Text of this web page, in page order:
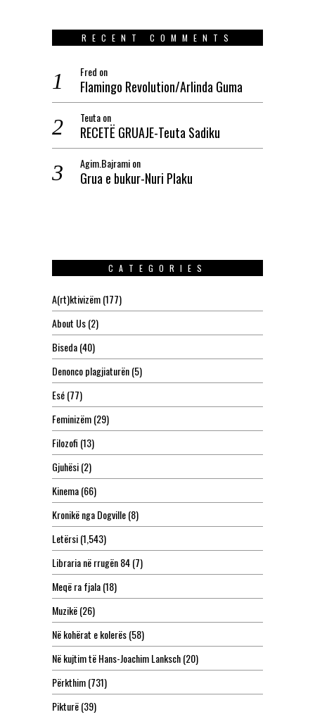
RECENT COMMENTS
Fred on
Flamingo Revolution/Arlinda Guma
Teutaon
RECETË GRUAJE-Teuta Sadiku
Agim.Bajramion
Grua e bukur-Nuri Plaku
CATEGORIES
A(rt)ktivizëm(177)
About Us(2)
Biseda(40)
Denonco plagjiaturën(5)
Esé(77)
Feminizëm(29)
Filozofi (13)
Gjuhësi(2)
Kinema(66)
Kronikë nga Dogville(8)
Letërsi(1,543)
Libraria në rrugën 84(7)
Meqë ra fjala(18)
Muzikë(26)
Në kohërat e kolerës(58)
Në kujtim të Hans-Joachim Lanksch(20)
Përkthim(731)
Pikturë(39)